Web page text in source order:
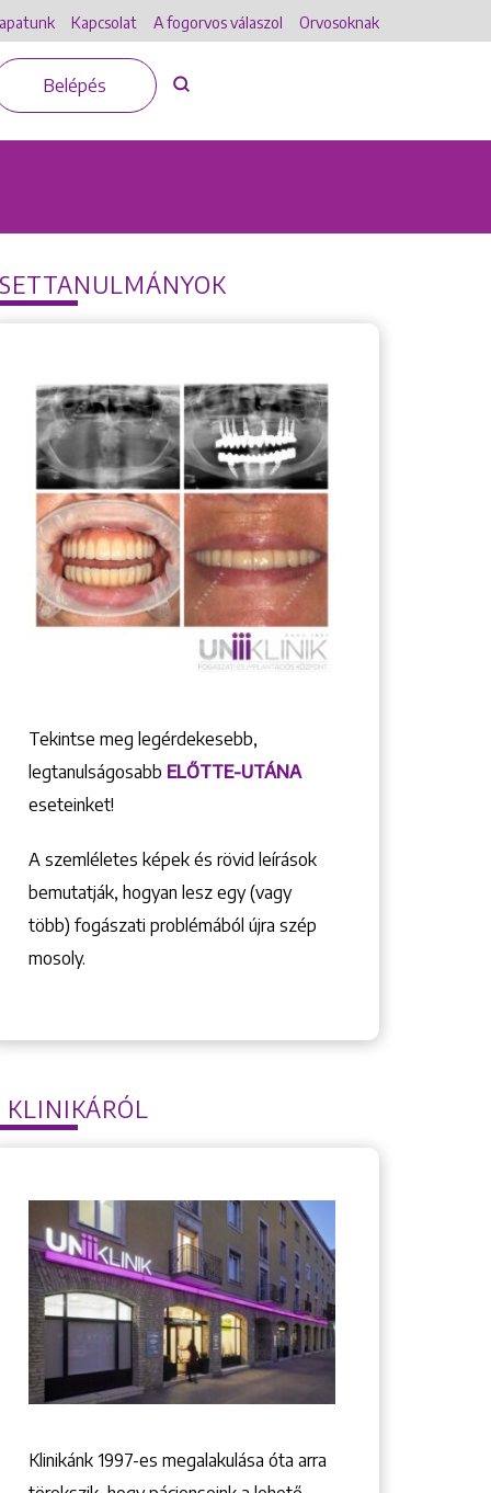
Kapcsolat A fogorvos válaszol Orvosoknak
Belépés
Tekintse meg legérdekesebb,
legtanulságosabb ELŐTTE-UTÁNA
eseteinket!
A szemléletes képek és rövid leírások
bemutatják, hogyan lesz egy (vagy
több) fogászati problémából újra szép
mosoly.
KLINIKÁRÓL
Klinikánk 1997-­es megalakulása óta arra